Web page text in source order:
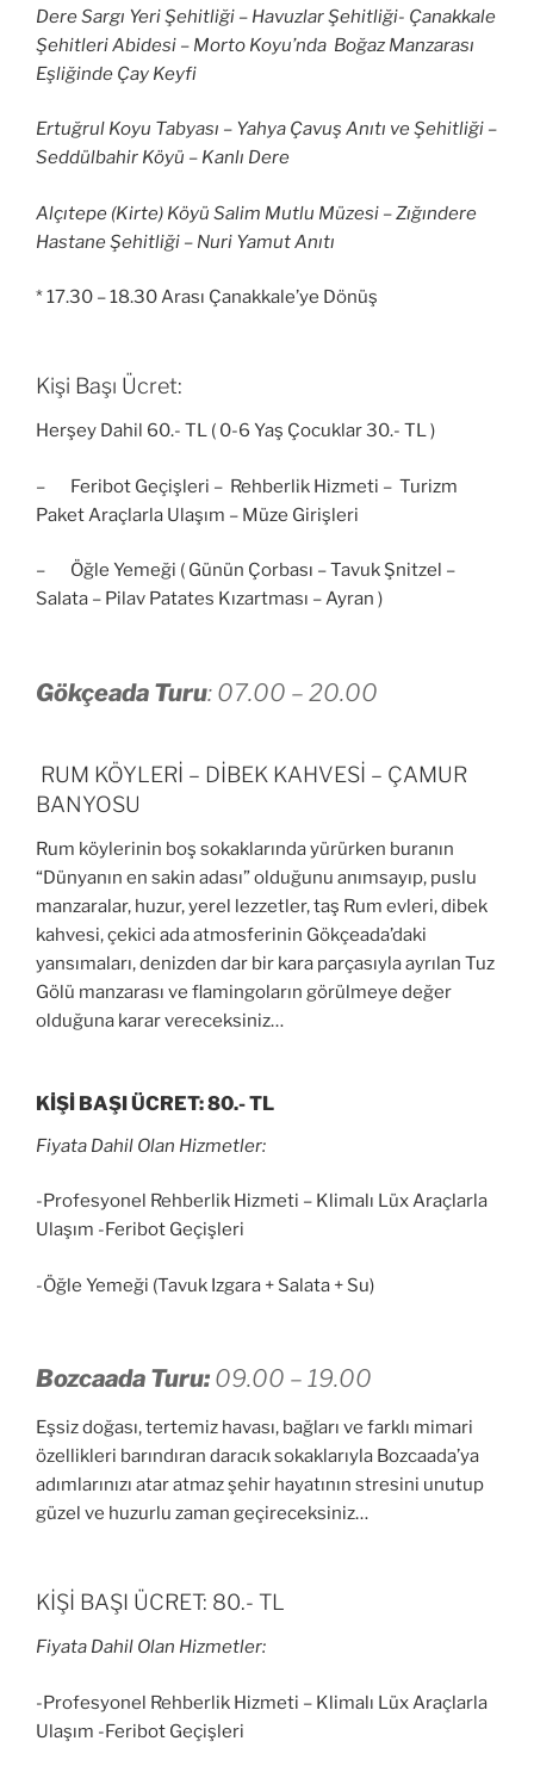
Dere Sargı Yeri Şehitliği – Havuzlar Şehitliği- Çanakkale
Şehitleri Abidesi – Morto Koyu’nda Boğaz Manzarası
Eşliğinde Çay Keyfi
Ertuğrul Koyu Tabyası – Yahya Çavuş Anıtı ve Şehitliği –
Seddülbahir Köyü – Kanlı Dere
Alçıtepe (Kirte) Köyü Salim Mutlu Müzesi – Zığındere
Hastane Şehitliği – Nuri Yamut Anıtı
* 17.30 – 18.30 Arası Çanakkale’ye Dönüş
Kişi Başı Ücret:
Herşey Dahil 60.- TL ( 0-6 Yaş Çocuklar 30.- TL )
– Feribot Geçişleri – Rehberlik Hizmeti – Turizm
Paket Araçlarla Ulaşım – Müze Girişleri
– Öğle Yemeği ( Günün Çorbası – Tavuk Şnitzel –
Salata – Pilav Patates Kızartması – Ayran )
Gökçeada Turu: 07.00 – 20.00
RUM KÖYLERİ – DİBEK KAHVESİ – ÇAMUR
BANYOSU
Rum köylerinin boş sokaklarında yürürken buranın
“Dünyanın en sakin adası” olduğunu anımsayıp, puslu
manzaralar, huzur, yerel lezzetler, taş Rum evleri, dibek
kahvesi, çekici ada atmosferinin Gökçeada’daki
yansımaları, denizden dar bir kara parçasıyla ayrılan Tuz
Gölü manzarası ve flamingoların görülmeye değer
olduğuna karar vereceksiniz…
KİŞİ BAŞI ÜCRET: 80.- TL
Fiyata Dahil Olan Hizmetler:
-Profesyonel Rehberlik Hizmeti – Klimalı Lüx Araçlarla
Ulaşım -Feribot Geçişleri
-Öğle Yemeği (Tavuk Izgara + Salata + Su)
Bozcaada Turu: 09.00 – 19.00
Eşsiz doğası, tertemiz havası, bağları ve farklı mimari
özellikleri barındıran daracık sokaklarıyla Bozcaada’ya
adımlarınızı atar atmaz şehir hayatının stresini unutup
güzel ve huzurlu zaman geçireceksiniz…
KİŞİ BAŞI ÜCRET: 80.- TL
Fiyata Dahil Olan Hizmetler:
-Profesyonel Rehberlik Hizmeti – Klimalı Lüx Araçlarla
Ulaşım -Feribot Geçişleri